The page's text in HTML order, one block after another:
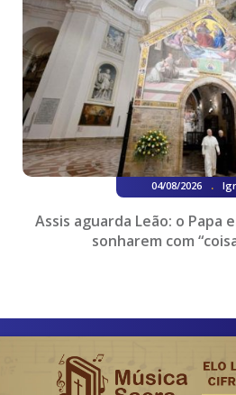
04/08/2026 .
Assis aguarda Leão: o Papa
sonharem com